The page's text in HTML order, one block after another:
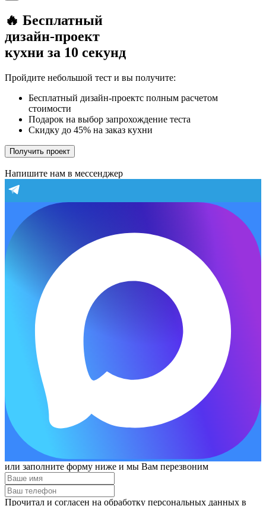
🔥 Бесплатный
дизайн-проект
кухни за 10 секунд
Пройдите небольшой тест и вы получите:
Бесплатный дизайн-проектс полным расчетом
стоимости
Подарок на выбор запрохождение теста
Скидку до 45% на заказ кухни
Получить проект
Напишите нам в мессенджер
или заполните форму ниже и мы Вам перезвоним
Прочитал и согласен на обработку персональных данных в